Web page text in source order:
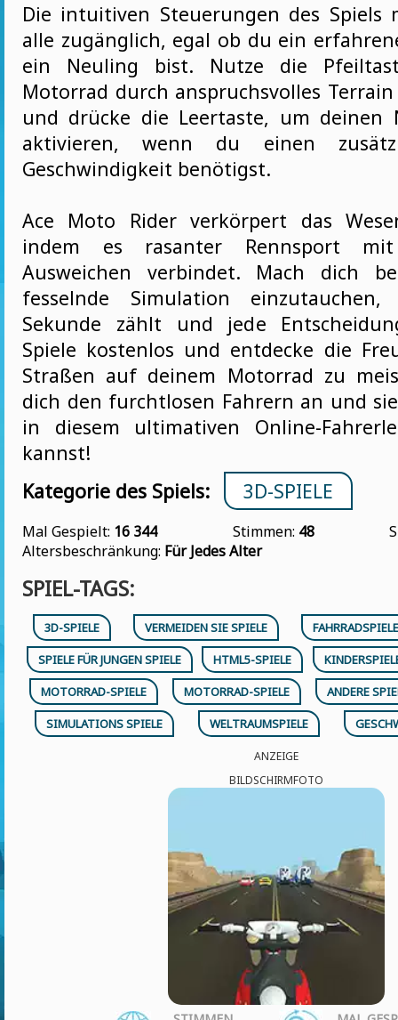
Die intuitiven Steuerungen des Spiels
alle zugänglich, egal ob du ein
ein Neuling bist. Nutze die
Motorrad durch anspruchsvolles
und drücke die Leertaste, um deinen
aktivieren, wenn du einen
Geschwindigkeit benötigst.
Ace Moto Rider verkörpert das
indem es rasanter Rennsport mit
Ausweichen verbindet. Mach dich
fesselnde Simulation
Sekunde zählt und jede
Spiele kostenlos und entdecke die
Straßen auf deinem Motorrad zu
dich den furchtlosen Fahrern an und
in diesem ultimativen Online-
kannst!
Kategorie des Spiels:
3D-SPIELE
Mal Gespielt: 16 344 Stimmen: 48
Altersbeschränkung: Für Jedes Alter
SPIEL-TAGS:
3D-SPIELE VERMEIDEN SIE SPIELE
FAHRRADSPIELE
SPIELE FÜR JUNGEN SPIELE
HTML5-SPIELE
MOTORRAD-SPIELE
MOTORRAD-SPIELE
ANDERE
SIMULATIONS SPIELE
WELTRAUMSPIELE
ANZEIGE
BILDSCHIRMFOTO